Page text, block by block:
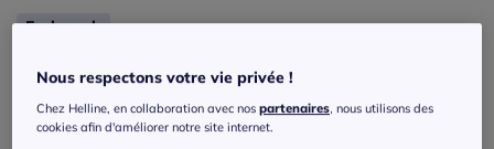
Exclu web
Pantalon confortable à rayures galon et
ceinture élastique
Réf : 472.705.008 2.5 /
Nous respectons votre vie privée !
Chez Helline, en collaboration avec nospartenaires, nous utilisons des
cookies afin d'améliorer notre site internet.